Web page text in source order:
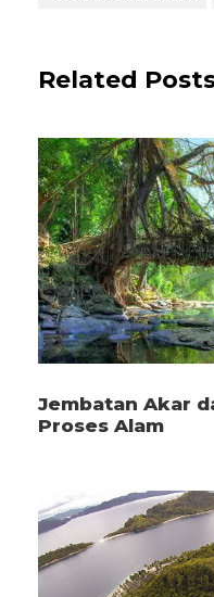
Related
Jembatan Akar
Proses Alam